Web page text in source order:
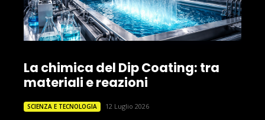
La chimica del Dip Coating: tra
materiali e reazioni
SCIENZA E TECNOLOGIA 12 Luglio 2026